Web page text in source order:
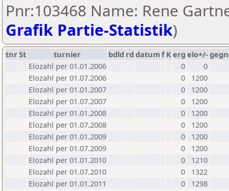
Pnr:103468 Name: Rene
Grafik Partie-Statistik)
tnrSt turnier bdld rd datumf Kerg elo+/-
Elozahl per 01.01.2006
0
0
Elozahl per 01.07.2006
0
1200
Elozahl per 01.01.2007
0
1200
Elozahl per 01.07.2007
0
1200
Elozahl per 01.01.2008
0
1200
Elozahl per 01.07.2008
0
1200
Elozahl per 01.01.2009
0
1200
Elozahl per 01.07.2009
0
1200
Elozahl per 01.01.2010
0
1210
Elozahl per 01.07.2010
0
1322
Elozahl per 01.01.2011
0
1298